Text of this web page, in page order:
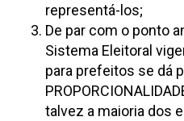
representá-los;
De par com o ponto
Sistema Eleitoral
para prefeitos se dá
talvez a maioria dos